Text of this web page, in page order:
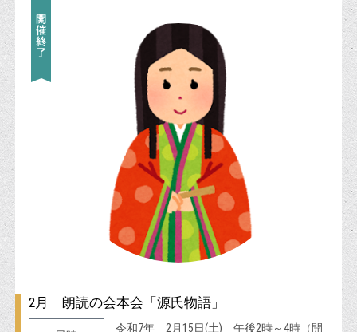
2月 朗読の会本会「源氏物語」
令和7年 2月15日(土) 午後2時～4時（開